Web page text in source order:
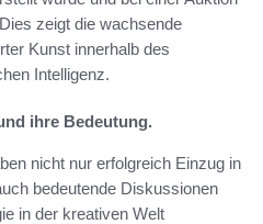
zeigt die wachsende
Kunst innerhalb des
Intelligenz.
ihre Bedeutung.
nicht nur erfolgreich Einzug in
bedeutende Diskussionen
in der kreativen Welt